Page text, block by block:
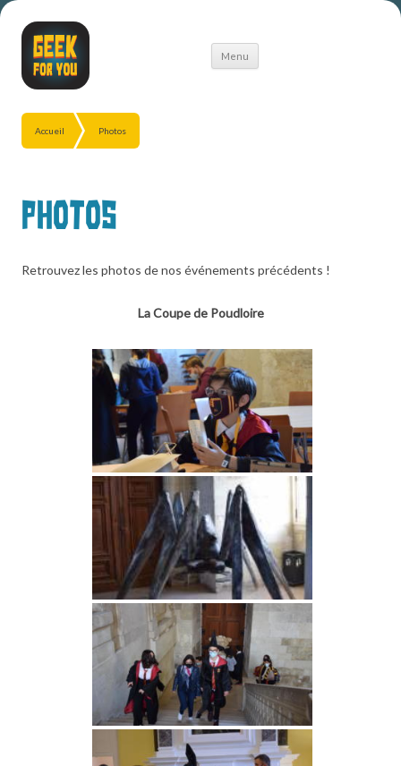
Menu
Aller
Accueil Photos
Photos
Retrouvez les photos de nos événements précédents !
La Coupe de Poudloire